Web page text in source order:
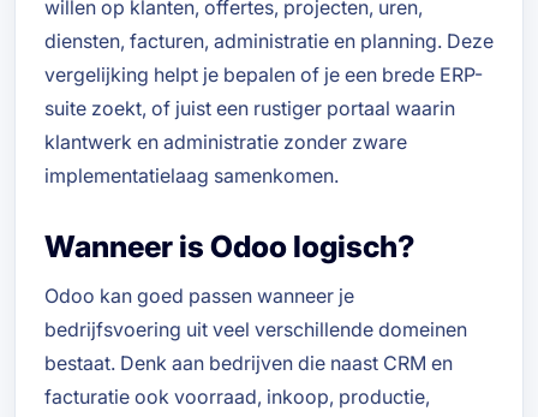
willen op klanten, offertes, projecten, uren,
diensten, facturen, administratie en planning. Deze
vergelijking helpt je bepalen of je een brede ERP-
suite zoekt, of juist een rustiger portaal waarin
klantwerk en administratie zonder zware
implementatielaag samenkomen.
Wanneer is Odoo logisch?
Odoo kan goed passen wanneer je
bedrijfsvoering uit veel verschillende domeinen
bestaat. Denk aan bedrijven die naast CRM en
facturatie ook voorraad, inkoop, productie,